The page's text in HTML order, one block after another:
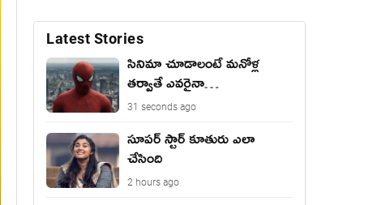
Latest Stories
సినిమా చూడాలంటే మ‌నోళ్ల
త‌ర్వాతే ఎవ‌రైనా…
31 seconds ago
సూపర్ స్టార్ కూతురు ఎలా
చేసింది
2 hours ago